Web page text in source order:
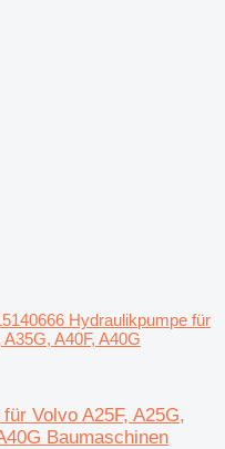
Hydraulikpumpe für
A40F, A40G
Volvo A25F, A25G,
Baumaschinen